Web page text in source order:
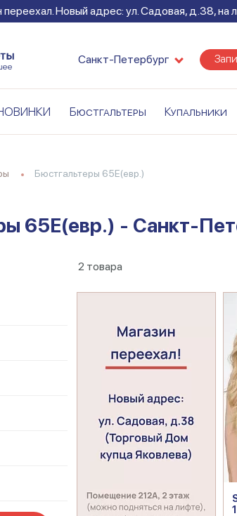
переехал. Новый адрес: ул. Садовая, д.38,
Санкт-Петербург
Бюстгальтеры Купальники
Бюстгальтеры 65E(евр.)
65E(евр.) - Санкт-
2 товара